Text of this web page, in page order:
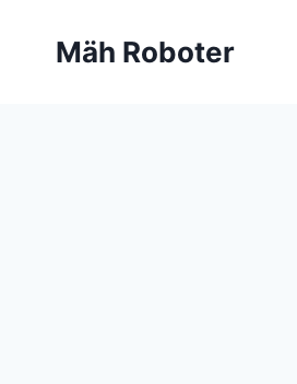
Mäh Roboter